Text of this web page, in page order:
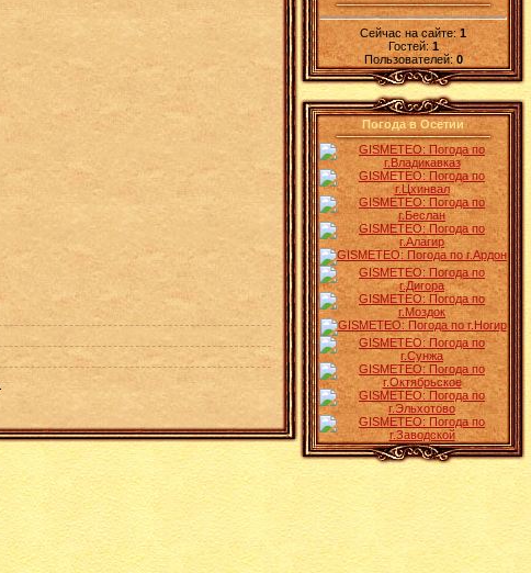
Сейчас на сайте: 1
Гостей:1
Пользователей: 0
Погода в Осетии